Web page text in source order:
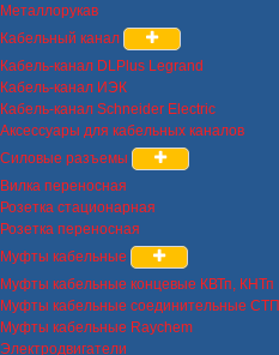
Металлорукав
Кабельный канал
Кабель-канал DLPlus Legrand
Кабель-канал ИЭК
Кабель-канал Schneider Electric
Аксессуары для кабельных каналов
Силовые разъемы
Вилка переносная
Розетка стационарная
Розетка переносная
Муфты кабельные
Муфты кабельные концевые КВТп, КНТп
Муфты кабельные соединительные СТП
Муфты кабельные Raychem
Электродвигатели